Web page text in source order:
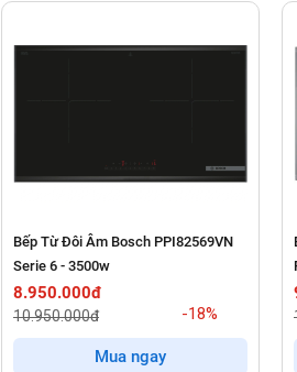
Bếp Từ Đôi Âm Bosch PPI82569VN
Serie 6 - 3500w
8.950.000đ
10.950.000đ -18%
Mua ngay